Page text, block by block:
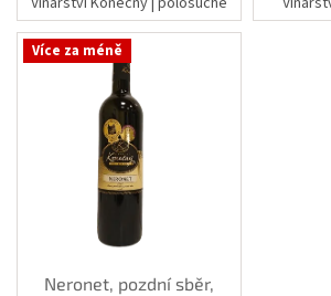
Více za méně
Neronet, pozdní sběr,